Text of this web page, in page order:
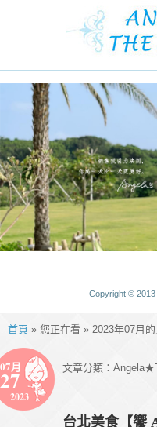
Copyright ©
首頁 » 您正在看 » 2023年07月
07月
27
2023
文章分類： Angela★
台北美食【饗